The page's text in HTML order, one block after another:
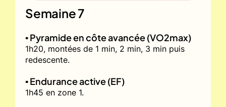
Semaine 7
▪️ Pyramide en côte avancée (VO2max)
1h20, montées de 1 min, 2 min, 3 min puis
redescente.
▪️ Endurance active (EF)
1h45 en zone 1.